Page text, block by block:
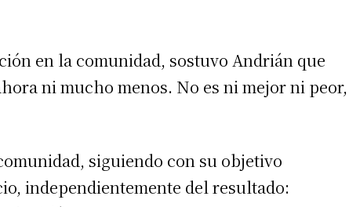
en la comunidad, sostuvo Andrián que
ni mucho menos. No es ni mejor ni peor,
siguiendo con su objetivo
independientemente del resultado: